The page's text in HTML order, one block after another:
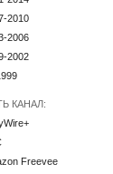
2010
2006
2002
КАНАЛ:
Freevee